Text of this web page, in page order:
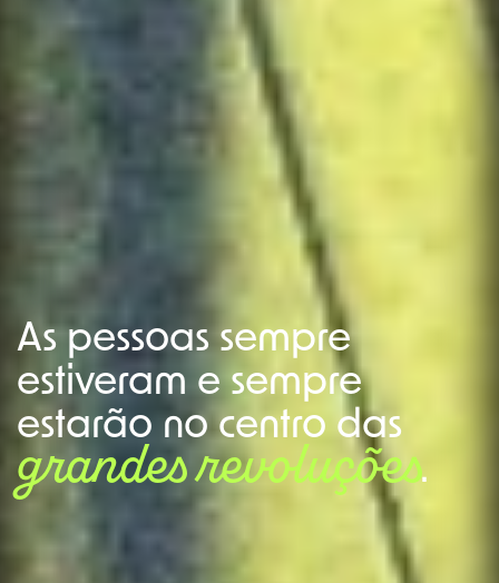
As pessoas sempre
estiveram e sempre
estarão no centro das
grandes revoluções.